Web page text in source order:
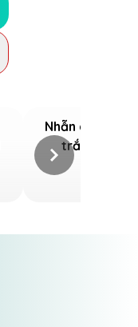
Nhẫn cưới nữ
trắng 18K